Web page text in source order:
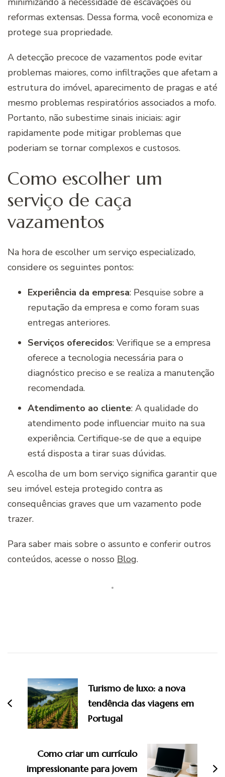
reformas extensas. Dessa forma, você economiza e
protege sua propriedade.
A detecção precoce de vazamentos pode evitar
problemas maiores, como infiltrações que afetam a
estrutura do imóvel, aparecimento de pragas e até
mesmo problemas respiratórios associados a mofo.
Portanto, não subestime sinais iniciais: agir
rapidamente pode mitigar problemas que
poderiam se tornar complexos e custosos.
Como escolher um
serviço de caça
vazamentos
Na hora de escolher um serviço especializado,
considere os seguintes pontos:
Experiência da empresa: Pesquise sobre a
reputação da empresa e como foram suas
entregas anteriores.
Serviços oferecidos: Verifique se a empresa
oferece a tecnologia necessária para o
diagnóstico preciso e se realiza a manutenção
recomendada.
Atendimento ao cliente: A qualidade do
atendimento pode influenciar muito na sua
experiência. Certifique-se de que a equipe
está disposta a tirar suas dúvidas.
A escolha de um bom serviço significa garantir que
seu imóvel esteja protegido contra as
consequências graves que um vazamento pode
trazer.
Para saber mais sobre o assunto e conferir outros
conteúdos, acesse o nosso Blog.
post
Turismo de luxo: a nova
tendência das viagens em
Portugal
Como criar um currículo
impressionante para jovem